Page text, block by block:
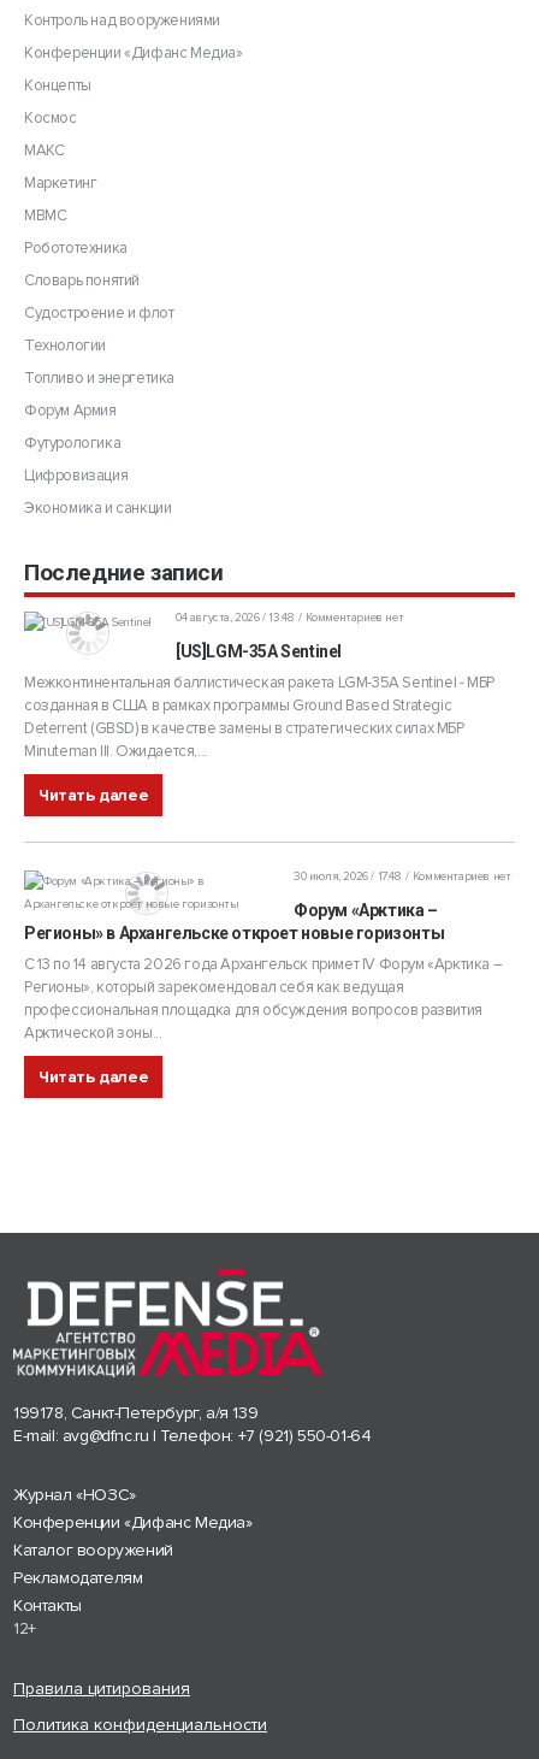
Контроль над вооружениями
Конференции «Дифанс Медиа»
Концепты
Космос
МАКС
Маркетинг
МВМС
Робототехника
Словарь понятий
Судостроение и флот
Технологии
Топливо и энергетика
Форум Армия
Футурологика
Цифровизация
Экономика и санкции
Последние записи
04 августа, 2026 / 13:48 Комментариев нет
[US]LGM-35A Sentinel
Межконтинентальная баллистическая ракета LGM-35A Sentinel - МБР
созданная в США в рамках программы Ground Based Strategic
Deterrent (GBSD) в качестве замены в стратегических силах МБР
Minuteman III. Ожидается,...
Читать далее
30 июля, 2026 / 17:48 Комментариев нет
Форум «Арктика –
Регионы» в Архангельске откроет новые горизонты
С 13 по 14 августа 2026 года Архангельск примет IV Форум «Арктика –
Регионы», который зарекомендовал себя как ведущая
профессиональная площадка для обсуждения вопросов развития
Арктической зоны...
Читать далее
199178, Санкт-Петербург, а/я 139
E-mail: avg@dfnc.ru | Телефон: +7 (921) 550-01-64
Журнал «НОЗС»
Конференции «Дифанс Медиа»
Каталог вооружений
Рекламодателям
Контакты
12+
Правила цитирования
Политика конфиденциальности